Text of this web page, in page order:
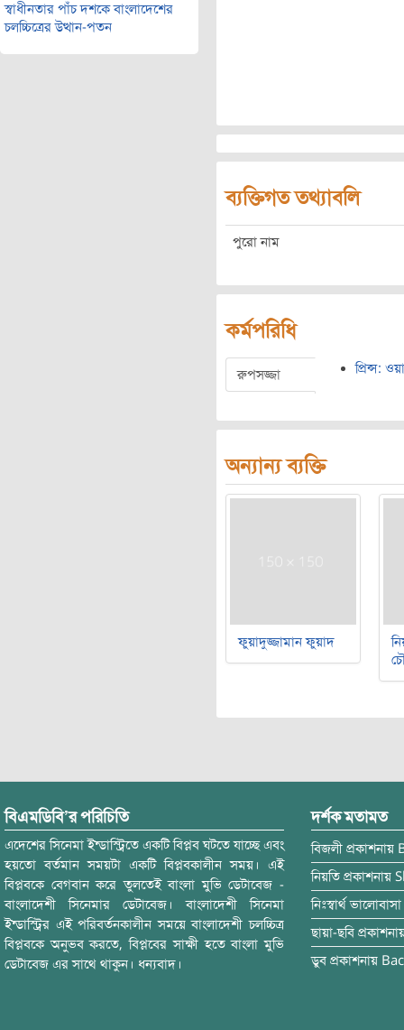
স্বাধীনতার পাঁচ দশকে বাংলাদেশের
চলচ্চিত্রের উত্থান-পতন
ব্যক্তিগত তথ্যাবলি
পুরো নাম
কর্মপরিধি
রুপসজ্জা প্রিন্স:
অন্যান্য ব্যক্তি
ফুয়াদুজ্জামান ফুয়াদ
বিএমডিবি’র পরিচিতি
এদেশের সিনেমা ইন্ডাস্ট্রিতে একটি বিপ্লব ঘটতে যাচ্ছে এবং
হয়তো বর্তমান সময়টা একটি বিপ্লবকালীন সময়। এই
বিপ্লবকে বেগবান করে তুলতেই বাংলা মুভি ডেটাবেজ -
বাংলাদেশী সিনেমার ডেটাবেজ। বাংলাদেশী সিনেমা
ইন্ডাস্ট্রির এই পরিবর্তনকালীন সময়ে বাংলাদেশী চলচ্চিত্র
বিপ্লবকে অনুভব করতে, বিপ্লবের সাক্ষী হতে বাংলা মুভি
ডেটাবেজ এর সাথে থাকুন। ধন্যবাদ।
দর্শক মতামত
বিজলী প্রকাশনায়
নিয়তি প্রকাশনায়
নিঃস্বার্থ ভালোবাসা
ছায়া-ছবি
ডুব প্রকাশনায়